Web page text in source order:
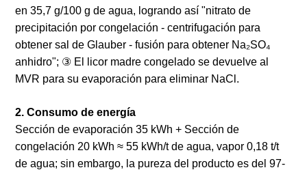
en 35,7 g/100 g de agua, logrando así "nitrato de
precipitación por congelación - centrifugación para
obtener sal de Glauber - fusión para obtener Na₂SO₄
anhidro"; ③ El licor madre congelado se devuelve al
MVR para su evaporación para eliminar NaCl.
2. Consumo de energía
Sección de evaporación 35 kWh + Sección de
congelación 20 kWh ≈ 55 kWh/t de agua, vapor 0,18 t/t
de agua; sin embargo, la pureza del producto es del 97-